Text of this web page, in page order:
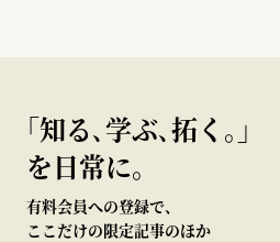
｢知る､学ぶ､拓く｡｣
を日常に。
有料会員への登録で、
ここだけの限定記事のほか